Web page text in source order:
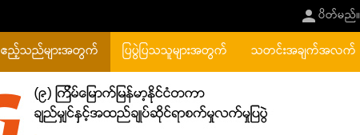
ပိတ်မည်။
ဧည့်သည်များအတွက် ပြပွဲပြသသူများအတွက် သတင်းအချက်အလက်